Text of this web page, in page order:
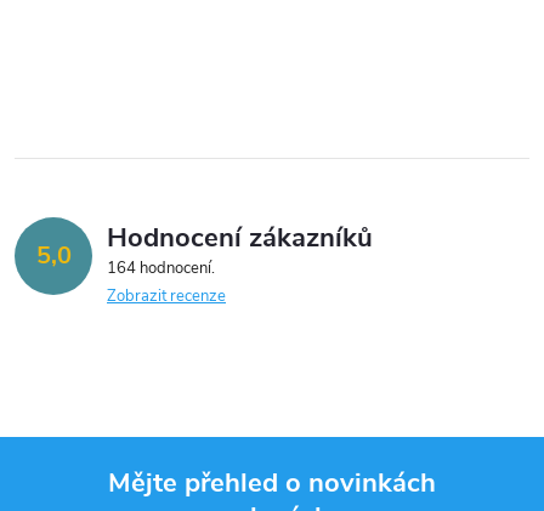
l
d
a
p
5,0 Hodnocení zákazníků
164 hodnocení
Zobrazit recenze
Mějte přehled o novinkách